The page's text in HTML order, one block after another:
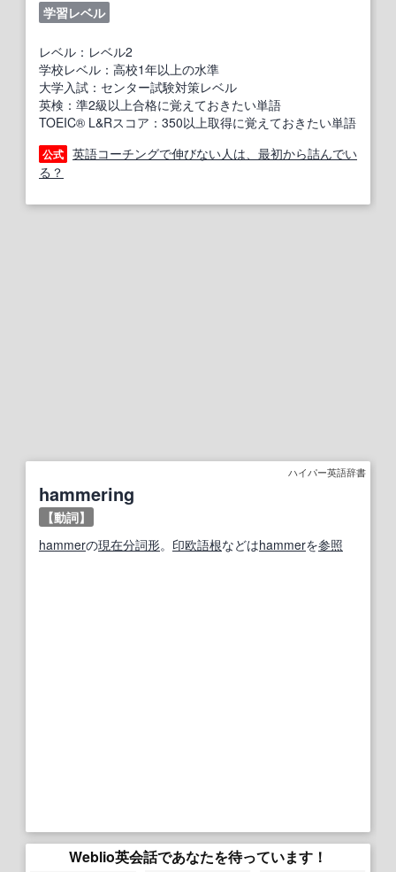
学習レベル
レベル：レベル2
学校レベル：高校1年以上の水準
大学入試：センター試験対策レベル
英検：準2級以上合格に覚えておきたい単語
TOEIC® L&Rスコア：350以上取得に覚えておきたい単語
公式 英語コーチングで伸びない人は、最初から詰んでい
る？
ハイパー英語辞書
hammering
【動詞】
hammerの現在分詞形。 印欧語根などはhammerを参照
Weblio英会話であなたを待っています！